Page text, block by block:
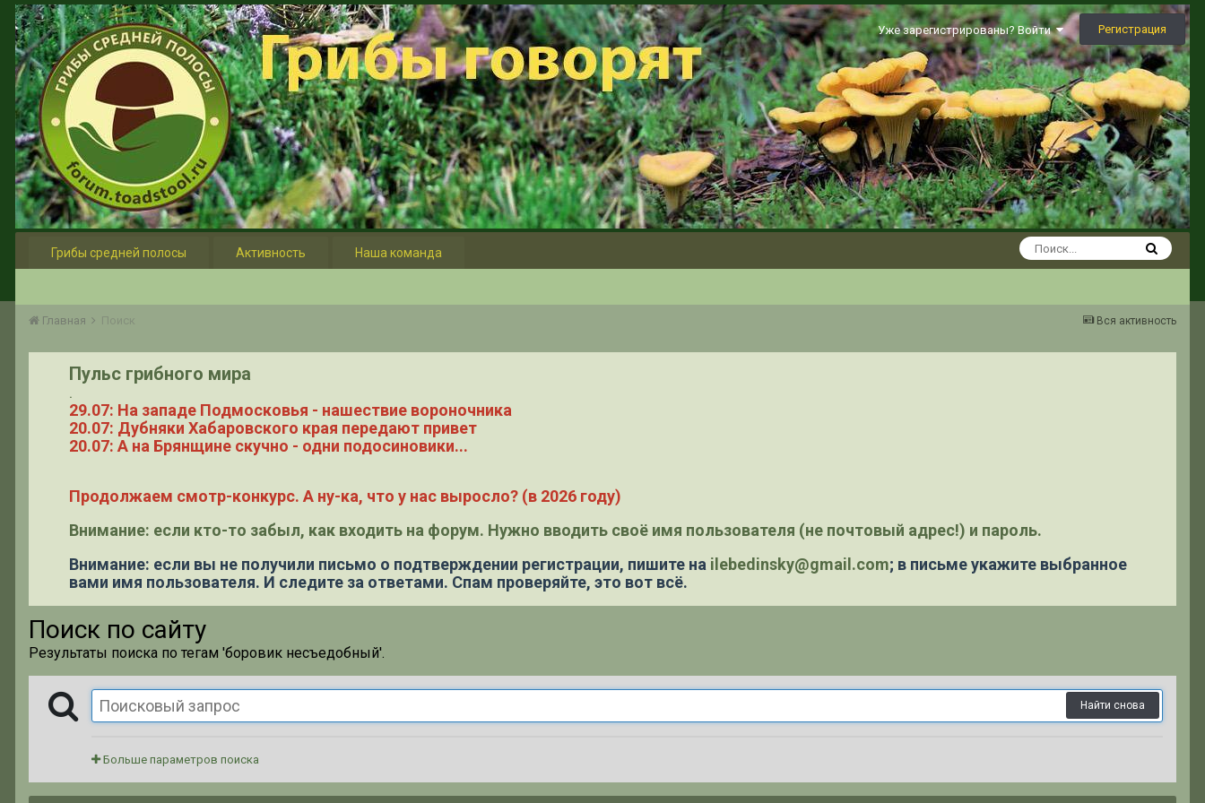
Уже зарегистрированы? Войти Регистрация
Грибы средней полосы Активность Наша команда
Вся активность
Главная Поиск
Пульс грибного мира
.
29.07: На западе Подмосковья - нашествие вороночника
20.07: Дубняки Хабаровского края передают привет
20.07: А на Брянщине скучно - одни подосиновики...
Продолжаем смотр-конкурс. А ну-ка, что у нас выросло? (в 2026 году)
Внимание: если кто-то забыл, как входить на форум. Нужно вводить своё имя пользователя (не почтовый адрес!) и пароль.
Внимание: если вы не получили письмо о подтверждении регистрации, пишите на ilebedinsky@gmail.com; в письме укажите выбранное
вами имя пользователя. И следите за ответами. Спам проверяйте, это вот всё.
Поиск по сайту
Результаты поиска по тегам 'боровик несъедобный'.
Найти снова
Больше параметров поиска